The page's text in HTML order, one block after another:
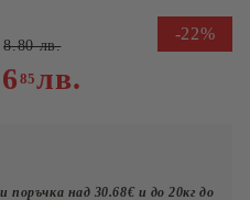
-22%
6 85лв.
8.80 лв.
поръчка над 30.68€ и до 20кг до